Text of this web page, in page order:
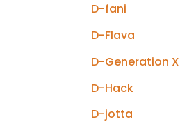
D-fani
D-Flava
D-Generation X
D-Hack
D-jotta